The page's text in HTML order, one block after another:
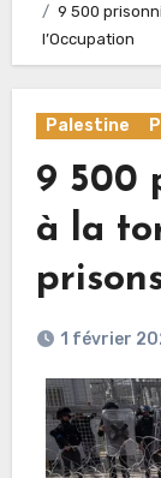
9 500
l’Occupation
Palestine
9 500
à la
1 février